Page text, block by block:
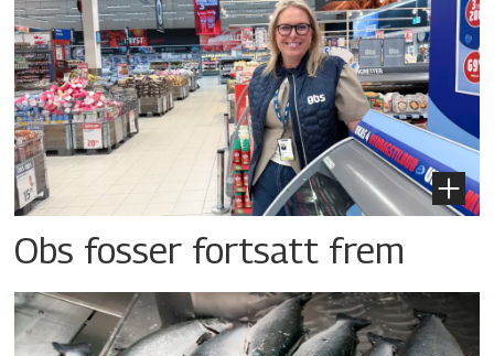
Obs fosser fortsatt frem